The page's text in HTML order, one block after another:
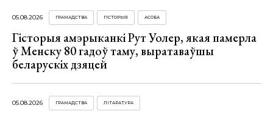
05.08.2026 ГРАМАДСТВА ГІСТОРЫЯ АСОБА
Гісторыя амэрыканкі Рут Уолер, якая памерла
ў Менску 80 гадоў таму, выратаваўшы
беларускіх дзяцей
05.08.2026 ГРАМАДСТВА ЛІТАРАТУРА